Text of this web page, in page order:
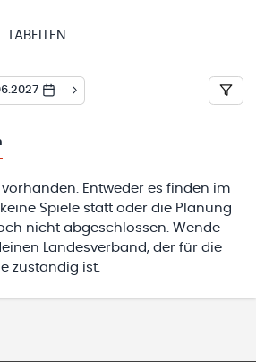
TABELLEN
vorhanden. Entweder es finden im
Spiele statt oder die Planung
nicht abgeschlossen. Wende
Landesverband, der für die
zuständig ist.